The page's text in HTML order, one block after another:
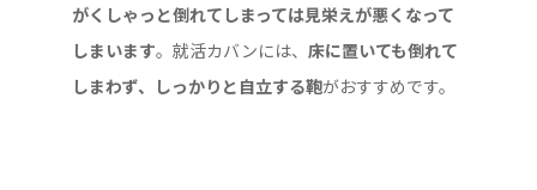
がくしゃっと倒れてしまっては見栄えが悪くなって
しまいます。就活カバンには、 床に置いても倒れて
しまわず、しっかりと自立する鞄がおすすめです。